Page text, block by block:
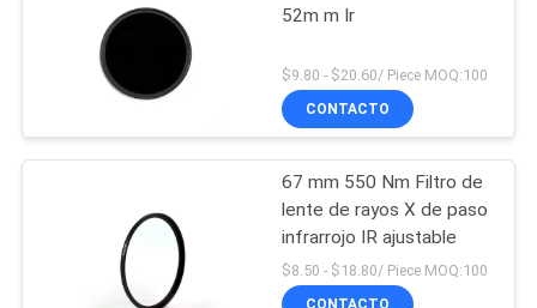
52m m Ir
$9.80 - $20.60/ Piece MOQ:100
CONTACTO
67 mm 550 Nm Filtro de
lente de rayos X de paso
infrarrojo IR ajustable
$8.50 - $18.80/ Piece MOQ:100
CONTACTO